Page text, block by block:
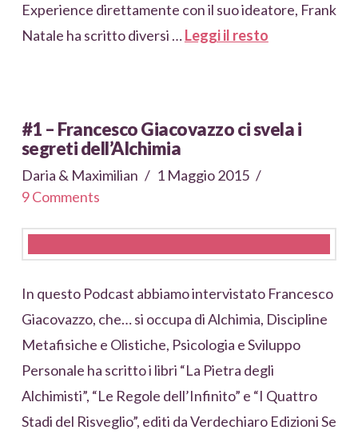
Experience direttamente con il suo ideatore, Frank
Natale ha scritto diversi …Leggi il resto
#1 – Francesco Giacovazzo ci svela i
segreti dell’Alchimia
Daria & Maximilian
1 Maggio 2015
9 Comments
In questo Podcast abbiamo intervistato Francesco
Giacovazzo, che… si occupa di Alchimia, Discipline
Metafisiche e Olistiche, Psicologia e Sviluppo
Personale ha scritto i libri “La Pietra degli
Alchimisti”, “Le Regole dell’Infinito” e “I Quattro
Stadi del Risveglio”, editi da Verdechiaro Edizioni Se